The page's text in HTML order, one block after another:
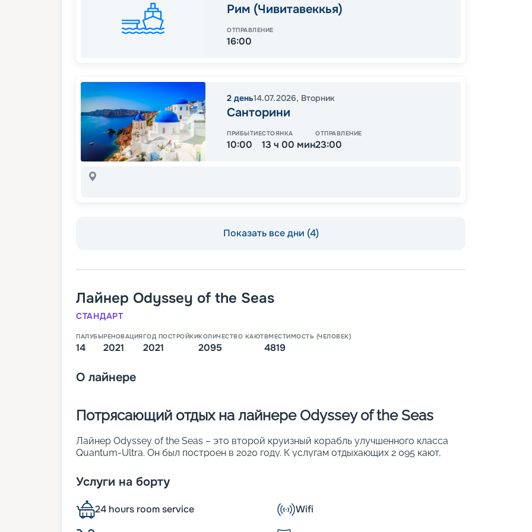
Рим (Чивитавеккья)
ОТПРАВЛЕНИЕ
16:00
2 день14.07.2026, Вторник
Санторини
ПРИБЫТИЕ
10:00
СТОЯНКА
13 ч 00 мин
ОТПРАВЛЕНИЕ
23:00
Показать все дни (4)
Лайнер Odyssey of the Seas
СТАНДАРТ
ПАЛУБЫ
14
РЕНОВАЦИЯ
2021
ГОД ПОСТРОЙКИ
2021
КОЛИЧЕСТВО КАЮТ
2095
ВМЕСТИМОСТЬ (ЧЕЛОВЕК)
4819
О лайнере
Потрясающий отдых на лайнере Odyssey of the Seas
Лайнер Odyssey of the Seas – это второй круизный корабль улучшенного класса
Quantum-Ultra. Он был построен в 2020 году. К услугам отдыхающих 2 095 кают,
Другие особенности судна:
• ширина – 49 м;
• длина – 348 м;
• осадка – 8,5 м;
Услуги на борту
24 hours room service Wifi